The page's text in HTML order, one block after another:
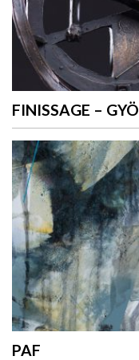
FINISSAGE –
PAF